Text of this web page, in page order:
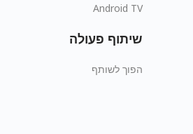
Android TV
שיתוף פעולה
הפוך לשותף